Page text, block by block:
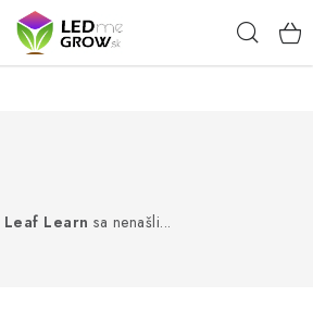
Leaf Learn sa nenašli...